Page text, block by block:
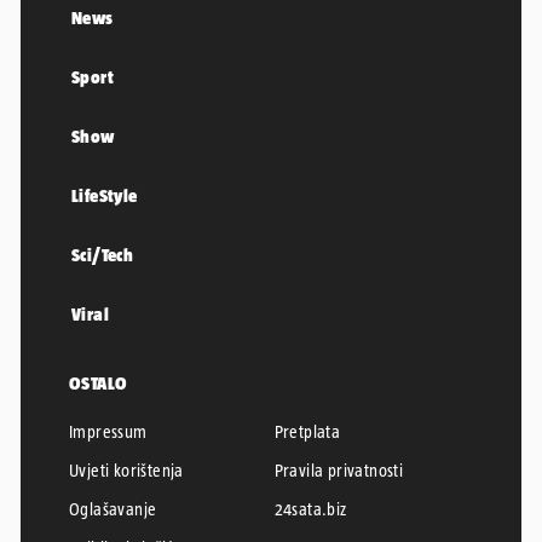
News
Sport
Show
LifeStyle
Sci/Tech
Viral
OSTALO
Impressum
Pretplata
Uvjeti korištenja
Pravila privatnosti
Oglašavanje
24sata.biz